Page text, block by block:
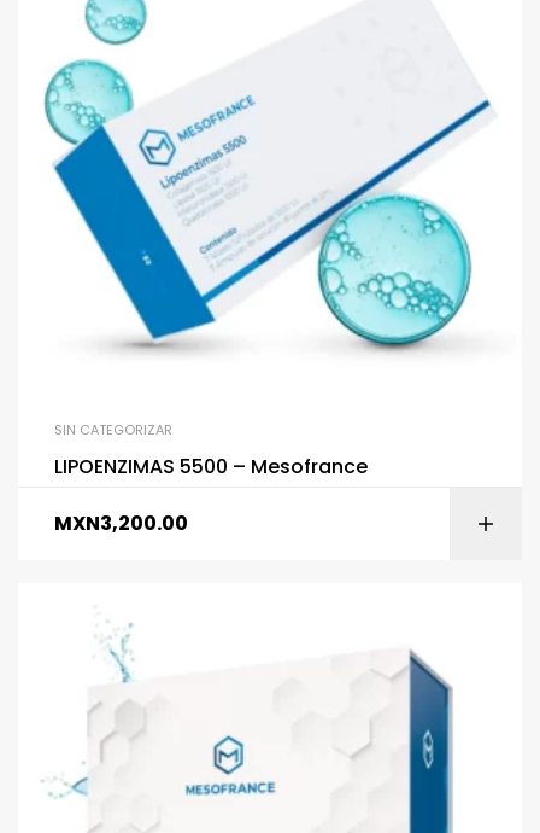
SIN CATEGORIZAR
LIPOENZIMAS 5500 – Mesofrance
MXN3,200.00